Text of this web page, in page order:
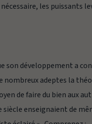
les puissants
son développement a
nombreux adeptes la
de faire du bien aux
enseignaient de